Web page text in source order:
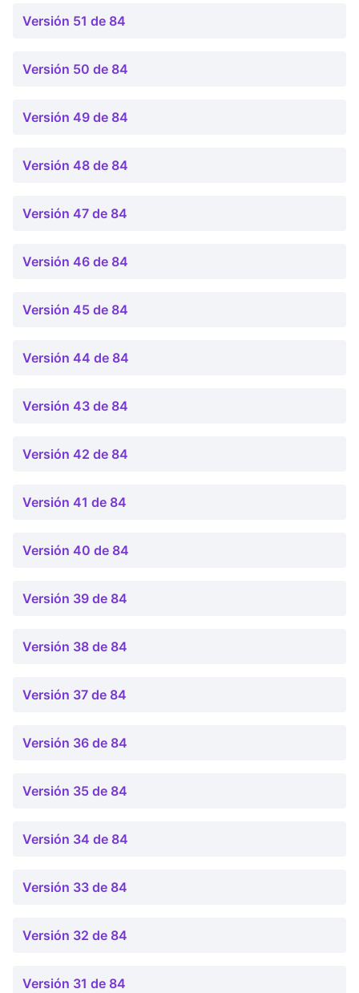
Versión 51 de 84
Versión 50 de 84
Versión 49 de 84
Versión 48 de 84
Versión 47 de 84
Versión 46 de 84
Versión 45 de 84
Versión 44 de 84
Versión 43 de 84
Versión 42 de 84
Versión 41 de 84
Versión 40 de 84
Versión 39 de 84
Versión 38 de 84
Versión 37 de 84
Versión 36 de 84
Versión 35 de 84
Versión 34 de 84
Versión 33 de 84
Versión 32 de 84
Versión 31 de 84